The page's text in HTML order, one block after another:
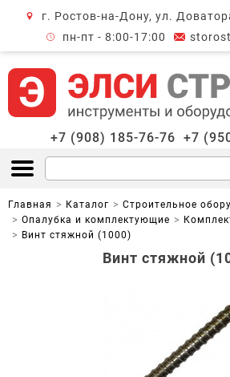
г. Ростов-на-Дону, ул.
пн-пт - 8:00-17:00
+7 (908) 185-76-76 +7
Открыть меню
Главная Каталог
Строительное
Опалубка и комплектующие
Винт стяжной (1000)
Винт стяжной